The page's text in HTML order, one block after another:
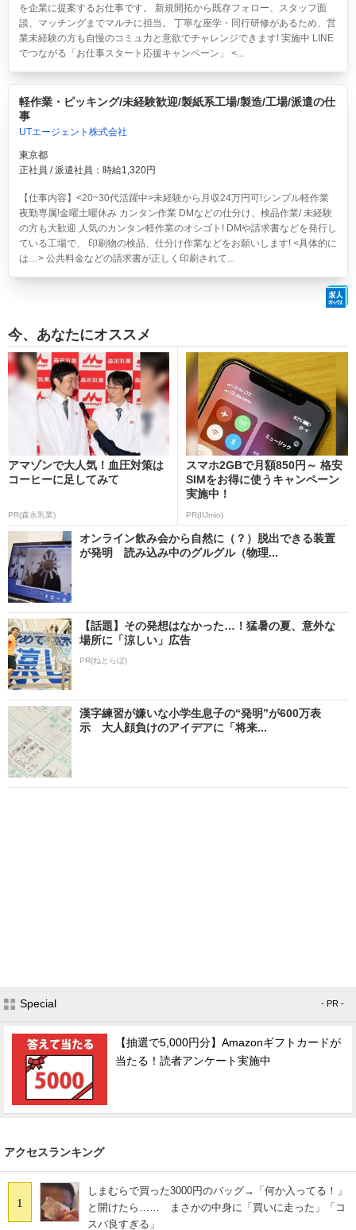
を企業に提案するお仕事です。 新規開拓から既存フォロー、スタッフ面
談、マッチングまでマルチに担当。 丁寧な座学・同行研修があるため、営
業未経験の方も自慢のコミュ力と意欲でチャレンジできます! 実施中 LINE
でつながる「お仕事スタート応援キャンペーン」 <...
軽作業・ピッキング/未経験歓迎/製紙系工場/製造/工場/派遣の仕
事
UTエージェント株式会社
東京都
正社員 / 派遣社員：時給1,320円
【仕事内容】<20~30代活躍中>未経験から月収24万円可!シンプル軽作業
夜勤専属!金曜土曜休みカンタン作業 DMなどの仕分け、検品作業/ 未経験
の方も大歓迎 人気のカンタン軽作業のオシゴト! DMや請求書などを発行し
ている工場で、 印刷物の検品、仕分け作業などをお願いします! <具体的に
は…> 公共料金などの請求書が正しく印刷されて...
今、あなたにオススメ
アマゾンで大人気！血圧対策は
コーヒーに足してみて
PR(森永乳業)
スマホ2GBで月額850円～ 格安
SIMをお得に使うキャンペーン
実施中！
PR(IIJmio)
オンライン飲み会から自然に（？）脱出できる装置
が発明 読み込み中のグルグル（物理...
【話題】その発想はなかった…！猛暑の夏、意外な
場所に「涼しい」広告
PR(ねとらぼ)
漢字練習が嫌いな小学生息子の“発明”が600万表
示 大人顔負けのアイデアに「将来...
Special - PR -
【抽選で5,000円分】Amazonギフトカードが
当たる！読者アンケート実施中
アクセスランキング
1
しまむらで買った3000円のバッグ→「何か入ってる！」
と開けたら…… まさかの中身に「買いに走った」「コ
スパ良すぎる」